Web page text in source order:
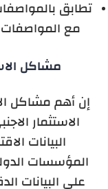
تطابق
مع
مشاكل
إن أهم مشاكل
الاستثمار
البيانات
المؤسسات
على البيانات